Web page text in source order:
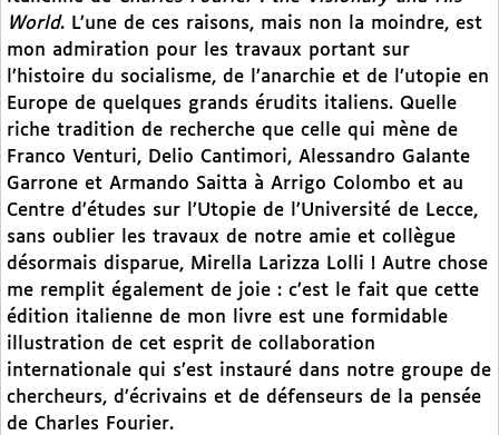
World. L’une de ces raisons, mais non la moindre, est
mon admiration pour les travaux portant sur
l’histoire du socialisme, de l’anarchie et de l’utopie en
Europe de quelques grands érudits italiens. Quelle
riche tradition de recherche que celle qui mène de
Franco Venturi, Delio Cantimori, Alessandro Galante
Garrone et Armando Saitta à Arrigo Colombo et au
Centre d’études sur l’Utopie de l’Université de Lecce,
sans oublier les travaux de notre amie et collègue
désormais disparue, Mirella Larizza Lolli ! Autre chose
me remplit également de joie : c’est le fait que cette
édition italienne de mon livre est une formidable
illustration de cet esprit de collaboration
internationale qui s’est instauré dans notre groupe de
chercheurs, d’écrivains et de défenseurs de la pensée
de Charles Fourier.